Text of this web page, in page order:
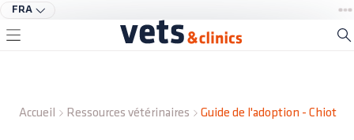
FRA
Accueil Ressources vétérinaires Guide de l'adoption - Chiot